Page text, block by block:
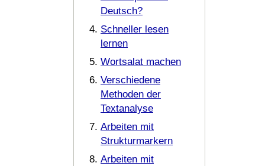
Deutsch?
Schneller lesen
lernen
Wortsalat machen
Verschiedene
Methoden der
Textanalyse
Arbeiten mit
Strukturmarkern
Arbeiten mit